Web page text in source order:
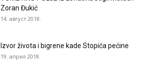
Zoran Đukić
14. август 2018.
Izvor života i bigrene kade Stopića pećine
19. април 2018.